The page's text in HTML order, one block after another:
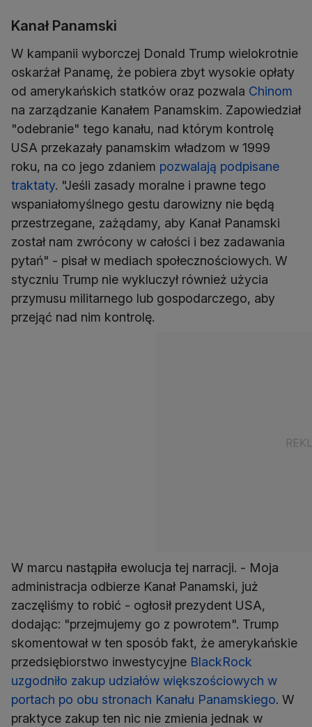
Kanał Panamski
W kampanii wyborczej Donald Trump wielokrotnie
oskarżał Panamę, że pobiera zbyt wysokie opłaty
od amerykańskich statków oraz pozwala Chinom
na zarządzanie Kanałem Panamskim. Zapowiedział
"odebranie" tego kanału, nad którym kontrolę
USA przekazały panamskim władzom w 1999
roku, na co jego zdaniem pozwalają podpisane
traktaty. "Jeśli zasady moralne i prawne tego
wspaniałomyślnego gestu darowizny nie będą
przestrzegane, zażądamy, aby Kanał Panamski
został nam zwrócony w całości i bez zadawania
pytań" - pisał w mediach społecznościowych. W
styczniu Trump nie wykluczył również użycia
przymusu militarnego lub gospodarczego, aby
przejąć nad nim kontrolę.
W marcu nastąpiła ewolucja tej narracji. - Moja
administracja odbierze Kanał Panamski, już
zaczęliśmy to robić - ogłosił prezydent USA,
dodając: "przejmujemy go z powrotem". Trump
skomentował w ten sposób fakt, że amerykańskie
przedsiębiorstwo inwestycyjne BlackRock
uzgodniło zakup udziałów większościowych w
portach po obu stronach Kanału Panamskiego. W
praktyce zakup ten nic nie zmienia jednak w